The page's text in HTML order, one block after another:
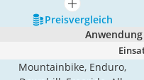
mehr anzeigen
Preis­vergleich
Mountainbike, Enduro,